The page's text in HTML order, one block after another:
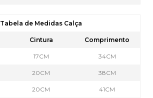
Tabela de Medidas Calça
Cintura Comprimento
17CM 34CM
20CM 38CM
20CM 41CM